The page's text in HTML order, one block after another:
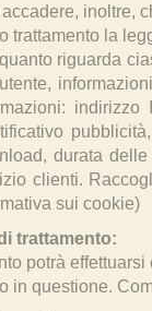
accadere, inoltre,
trattamento la
riguarda
durata
clienti.
sui cookie)
trattamento:
potrà
in questione.